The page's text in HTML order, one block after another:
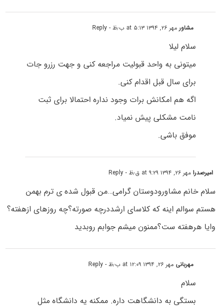
مشاورمهر ۲۶, ۱۳۹۴ at ۵:۱۳ ب٫ظ - Reply
سلام لیلا
میتونی به واحد قبولیت مراجعه کنی و جهت رزرو جات
برای سال قبل اقدام کنی.
اگه هم امکانش برات وجود نداره احتمالا برای ثبت
نامت مشکلی پیش نمیاد.
موفق باشی.
امیرصدرامهر ۲۶, ۱۳۹۴ at ۹:۲۹ ق٫ظ - Reply
سلام خانم مشاورودوستان گرامی…من قبول شده ی ترم بهمن
هستم سوالم اینه که کلاسای ارشددرچه صورته؟چه روزهای ازهفته؟
وایا هرهفته ست؟ممنون میشم جوابم روبدید
مهربانی مهر ۲۶, ۱۳۹۴ at ۱۲:۰۹ ب٫ظ - Reply
سلام
بستگی به دانشگاهت داره. ممکنه یه دانشگاه مثل